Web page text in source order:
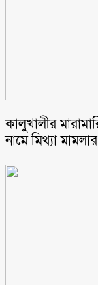
কালুখালীর
নামে মিথ্যা